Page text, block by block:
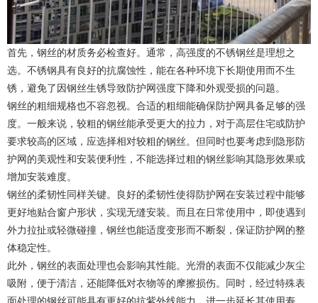
首先，钢丝的材质务必检查好。通常，高强度的不锈钢丝是理想之
选。不锈钢具有良好的抗腐蚀性，能在各种环境下长期使用而不生
锈，避免了因钢丝生锈导致防护网强度下降和外观受损的问题。
钢丝的粗细规格也不容忽视。合适的粗细能确保防护网具备足够的强
度。一般来说，较粗的钢丝能承受更大的拉力，对于高层住宅或防护
要求较高的区域，应选择相对较粗的钢丝。但同时也要考虑到隐形防
护网的美观性和安装便利性，不能选择过粗的钢丝影响其隐形效果或
增加安装难度。
钢丝的柔韧性同样关键。良好的柔韧性使得防护网在安装过程中能够
更好地贴合窗户形状，实现无缝安装。而且在日常使用中，即使遇到
外力拉扯或轻微碰撞，钢丝也能适度变形而不断裂，保证防护网的整
体稳定性。
此外，钢丝的表面处理也会影响其性能。光滑的表面不仅能减少灰尘
吸附，便于清洁，还能降低对衣物等的摩擦损伤。同时，经过特殊表